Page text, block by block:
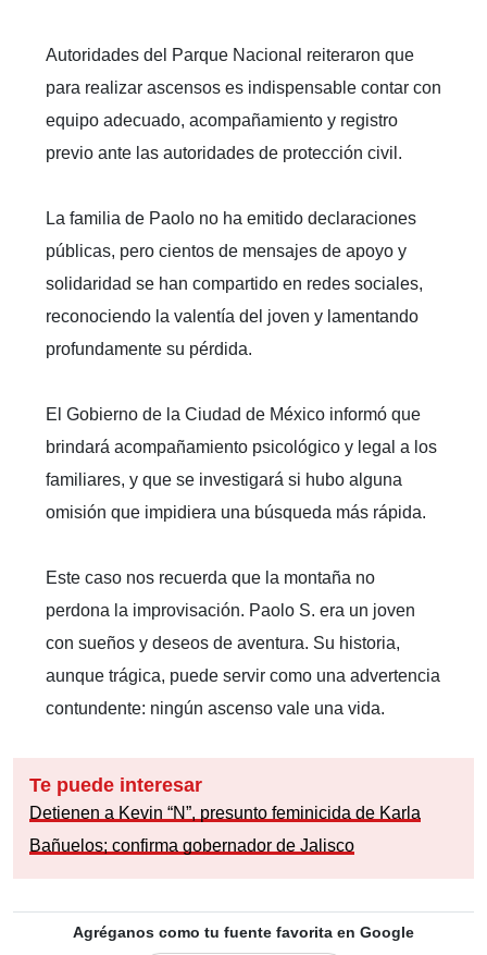
Autoridades del Parque Nacional reiteraron que
para realizar ascensos es indispensable contar con
equipo adecuado, acompañamiento y registro
previo ante las autoridades de protección civil.
La familia de Paolo no ha emitido declaraciones
públicas, pero cientos de mensajes de apoyo y
solidaridad se han compartido en redes sociales,
reconociendo la valentía del joven y lamentando
profundamente su pérdida.
El Gobierno de la Ciudad de México informó que
brindará acompañamiento psicológico y legal a los
familiares, y que se investigará si hubo alguna
omisión que impidiera una búsqueda más rápida.
Este caso nos recuerda que la montaña no
perdona la improvisación. Paolo S. era un joven
con sueños y deseos de aventura. Su historia,
aunque trágica, puede servir como una advertencia
contundente: ningún ascenso vale una vida.
Te puede interesar
Detienen a Kevin “N”, presunto feminicida de Karla
Bañuelos; confirma gobernador de Jalisco
Agréganos como tu fuente favorita en Google